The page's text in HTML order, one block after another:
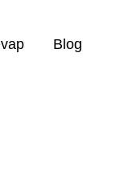
Blog